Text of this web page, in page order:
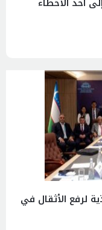
لرفع الأثقال في